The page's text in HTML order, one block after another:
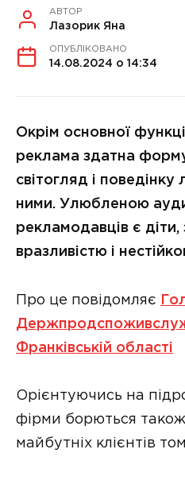
АВТОР
Лазорик Яна
ОПУБЛІКОВАНО
14.08.2024 о 14:34
Окрім основної
реклама здатна
світогляд і
ними. Улюбленою
рекламодавців є діти,
вразливістю і
Про це повідомляє
Франківській області
Орієнтуючись на
фірми борються також
майбутніх клієнтів